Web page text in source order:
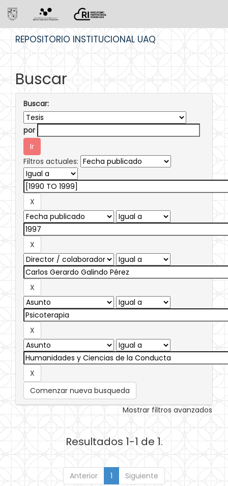
REPOSITORIO INSTITUCIONAL UAQ
Buscar
Buscar:
por
Filtros actuales:
Comenzar nueva busqueda
Mostrar filtros avanzados
Resultados 1-1 de 1.
Anterior 1 Siguiente